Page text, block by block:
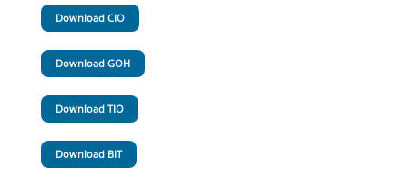
Download CIO
Download GOH
Download TIO
Download BIT